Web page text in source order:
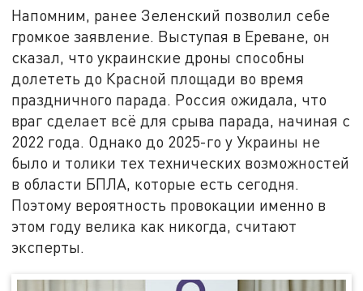
Напомним, ранее Зеленский позволил себе
громкое заявление. Выступая в Ереване, он
сказал, что украинские дроны способны
долететь до Красной площади во время
праздничного парада. Россия ожидала, что
враг сделает всё для срыва парада, начиная с
2022 года. Однако до 2025-го у Украины не
было и толики тех технических возможностей
в области БПЛА, которые есть сегодня.
Поэтому вероятность провокации именно в
этом году велика как никогда, считают
эксперты.